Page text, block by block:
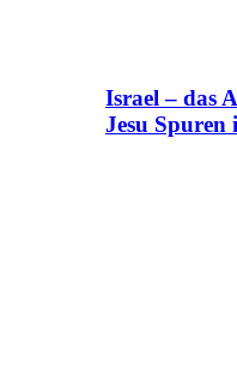
Israel – das
Jesu Spuren